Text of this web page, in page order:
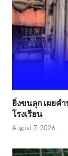
ยิ่งขนลุก เผยค
โรงเรียน
August 7, 2026